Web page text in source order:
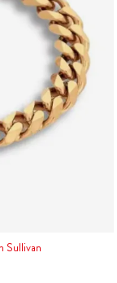
Sullivan